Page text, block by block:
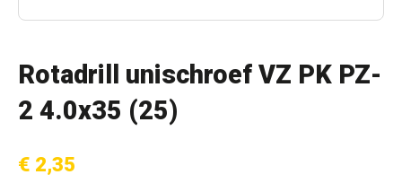
Rotadrill unischroef VZ PK PZ-
2 4.0x35 (25)
€ 2,35